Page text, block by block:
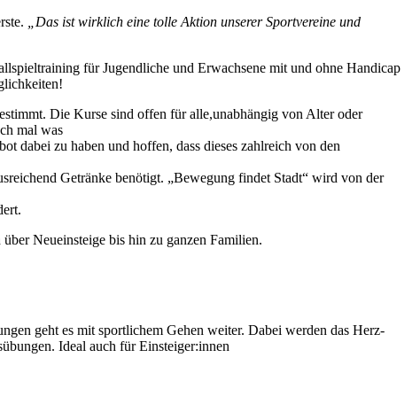
„Das ist wirklich eine tolle Aktion unserer Sportvereine und
für Jugendliche und Erwachsene mit und ohne Handicap
Die Kurse sind offen für alle,unabhängig von Alter oder
mal was
dabei zu haben und hoffen, dass dieses zahlreich von den
Getränke benötigt. „Bewegung findet Stadt“ wird von der
Neueinsteige bis hin zu ganzen Familien.
geht es mit sportlichem Gehen weiter. Dabei werden das Herz-
Ideal auch für Einsteiger:innen